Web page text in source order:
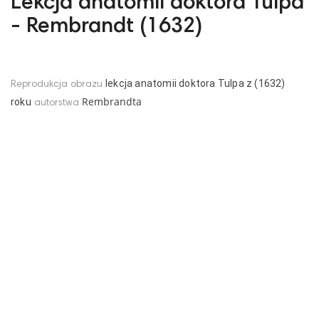
- Rembrandt (1632)
Reprodukcja obrazu lekcja anatomii doktora Tulpa z (1632)
roku autorstwa Rembrandta